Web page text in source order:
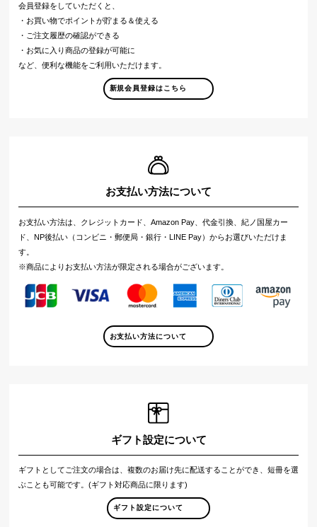
会員登録をしていただくと、
・お買い物でポイントが貯まる＆使える
・ご注文履歴の確認ができる
・お気に入り商品の登録が可能に
など、便利な機能をご利用いただけます。
新規会員登録はこちら
お支払い方法について
お支払い方法は、クレジットカード、Amazon Pay、代金引換、紀ノ国屋カー
ド、NP後払い（コンビニ・郵便局・銀行・LINE Pay）からお選びいただけま
す。
※商品によりお支払い方法が限定される場合がございます。
お支払い方法について
ギフト設定について
ギフトとしてご注文の場合は、複数のお届け先に配送することができ、短冊を選
ぶことも可能です。(ギフト対応商品に限ります)
ギフト設定について